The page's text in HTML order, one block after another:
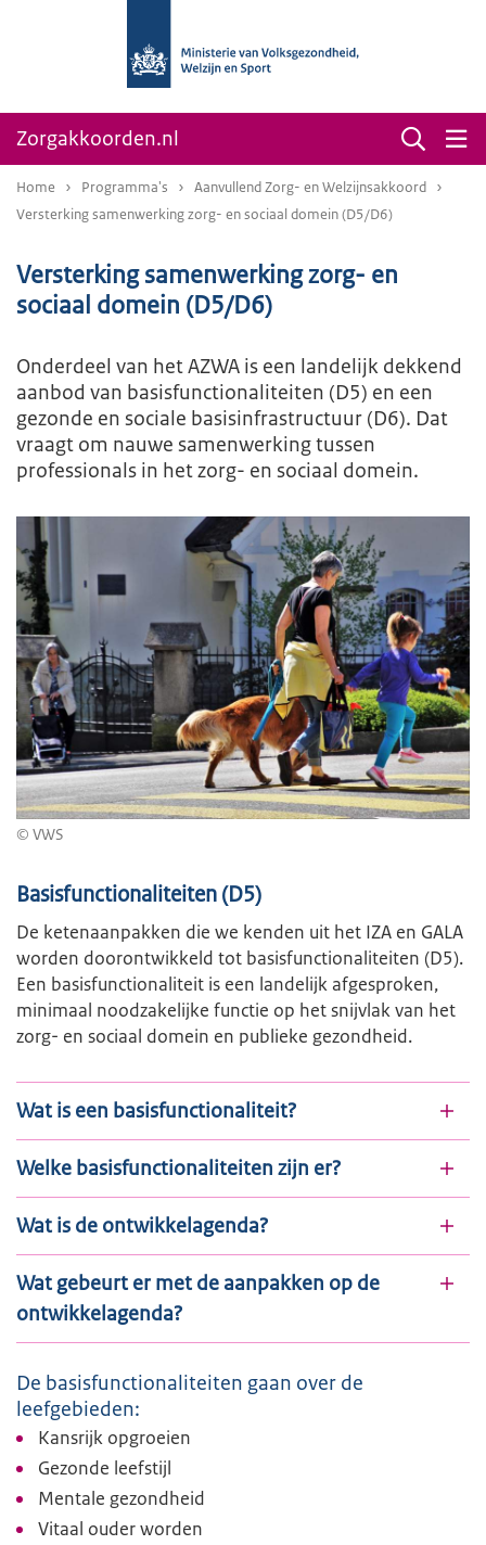
Zorgakkoorden.nl
Home Programma's
Aanvullend Zorg- en Welzijnsakkoord
Versterking samenwerking zorg- en sociaal domein (D5/D6)
Versterking samenwerking zorg- en
sociaal domein (D5/D6)
Onderdeel van het AZWA is een landelijk dekkend
aanbod van basisfunctionaliteiten (D5) en een
gezonde en sociale basisinfrastructuur (D6). Dat
vraagt om nauwe samenwerking tussen
professionals in het zorg- en sociaal domein.
© VWS
Basisfunctionaliteiten (D5)
De ketenaanpakken die we kenden uit het IZA en GALA
worden doorontwikkeld tot basisfunctionaliteiten (D5).
Een basisfunctionaliteit is een landelijk afgesproken,
minimaal noodzakelijke functie op het snijvlak van het
zorg- en sociaal domein en publieke gezondheid.
Wat is een basisfunctionaliteit?
Welke basisfunctionaliteiten zijn er?
Wat is de ontwikkelagenda?
Wat gebeurt er met de aanpakken op de
ontwikkelagenda?
De basisfunctionaliteiten gaan over de
leefgebieden:
Kansrijk opgroeien
Gezonde leefstijl
Mentale gezondheid
Vitaal ouder worden